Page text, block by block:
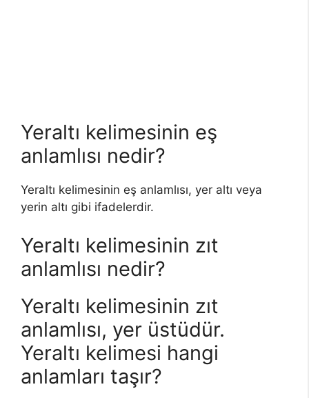
Yeraltı kelimesinin eş
anlamlısı nedir?
Yeraltı kelimesinin eş anlamlısı, yer altı veya
yerin altı gibi ifadelerdir.
Yeraltı kelimesinin zıt
anlamlısı nedir?
Yeraltı kelimesinin zıt
anlamlısı, yer üstüdür.
Yeraltı kelimesi hangi
anlamları taşır?